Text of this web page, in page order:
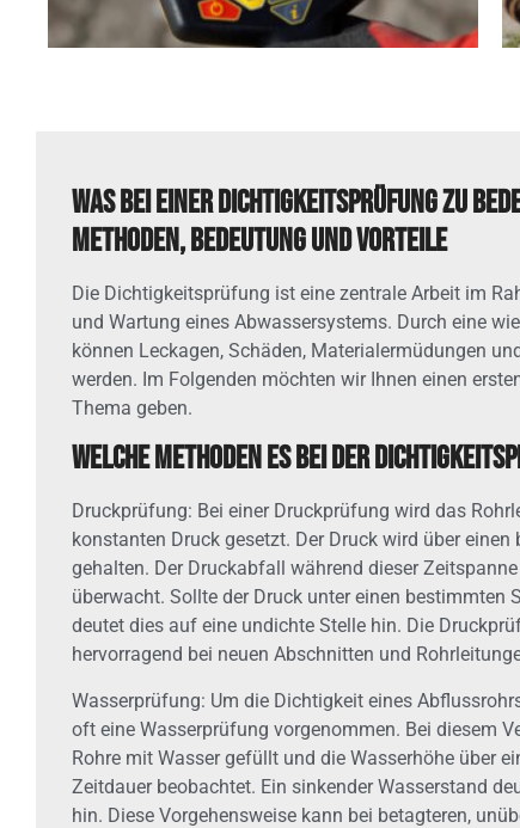
Was bei einer Dichtigkeitsprüfung zu
Methoden, Bedeutung und Vorteile
Die Dichtigkeitsprüfung ist eine zentrale Arbeit im
und Wartung eines Abwassersystems. Durch eine
können Leckagen, Schäden, Materialermüdungen
werden. Im Folgenden möchten wir Ihnen einen
Thema geben.
Welche Methoden es bei der
Druckprüfung: Bei einer Druckprüfung wird das
konstanten Druck gesetzt. Der Druck wird über
gehalten. Der Druckabfall während dieser
überwacht. Sollte der Druck unter einen bestimmten
deutet dies auf eine undichte Stelle hin. Die
hervorragend bei neuen Abschnitten und
Wasserprüfung: Um die Dichtigkeit eines
oft eine Wasserprüfung vorgenommen. Bei diesem
Rohre mit Wasser gefüllt und die Wasserhöhe über
Zeitdauer beobachtet. Ein sinkender Wasserstand
hin. Diese Vorgehensweise kann bei betagteren,